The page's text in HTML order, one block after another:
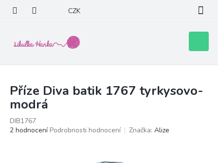
obsah
CZK
košík
Příze Diva batik 1767 tyrkysovo-
modrá
DIB1767
Průměrné
2 hodnocení Podrobnosti hodnocení Značka: Alize